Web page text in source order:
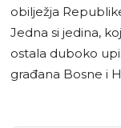
obilježja
Jedna si jedina,
ostala duboko
građana Bosne i